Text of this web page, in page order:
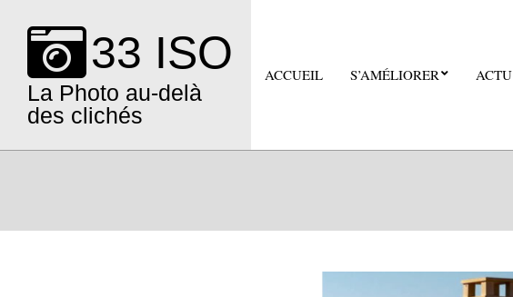
content
33 ISO
La Photo au-delà
des clichés
ACCUEIL S’AMÉLIORER ACTU